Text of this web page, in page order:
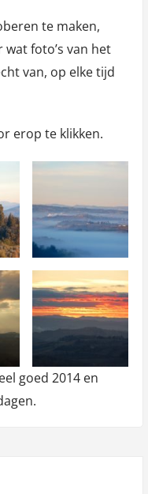
te maken,
foto’s van het
van, op elke tijd
erop te klikken.
goed 2014 en